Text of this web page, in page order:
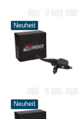
Neuheit
Neuheit